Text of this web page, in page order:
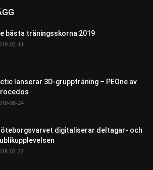
bästa träningsskorna 2019
02-11
lanserar 3D-gruppträning – PEOne av
08-24
digitaliserar deltagar- och
02-22